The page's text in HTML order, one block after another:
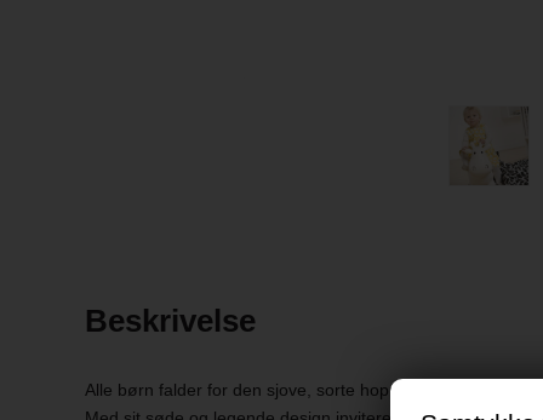
Beskrivelse
Alle børn falder for den sjove, sorte hoppeko, som hurtigt